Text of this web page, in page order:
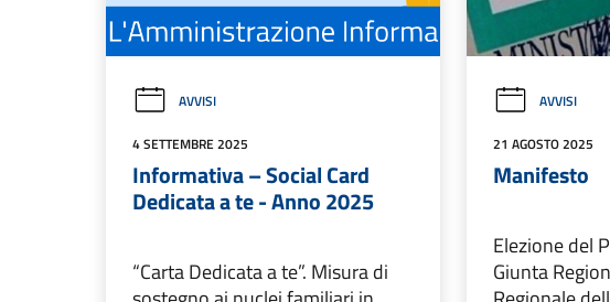
AVVISI
4 SETTEMBRE 2025
Informativa – Social Card
Dedicata a te - Anno 2025
“Carta Dedicata a te”. Misura di
AVVISI
21 AGOSTO 2025
Manifesto
Elezione del
Giunta